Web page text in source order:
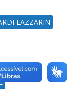
LAZZARIN